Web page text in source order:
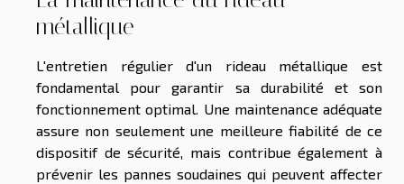
métallique
L'entretien régulier d'un rideau métallique est
fondamental pour garantir sa durabilité et son
fonctionnement optimal. Une maintenance adéquate
assure non seulement une meilleure fiabilité de ce
dispositif de sécurité, mais contribue également à
prévenir les pannes soudaines qui peuvent affecter